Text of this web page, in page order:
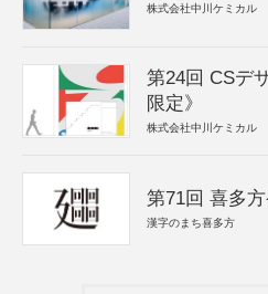
株式会社中川ケミカル
第24回 CSデ
限定》
株式会社中川ケミカル
第71回 喜多
漢字のまち喜多方